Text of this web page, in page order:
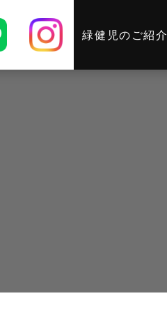
緑健児のご紹介